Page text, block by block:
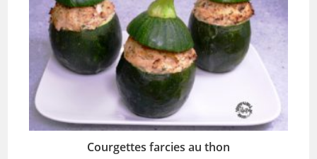
Courgettes farcies au thon